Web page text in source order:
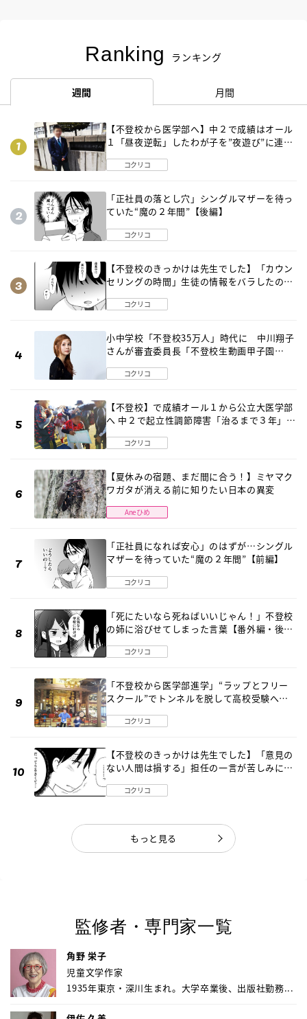
Ranking ランキング
週間 月間
【不登校から医学部へ】中２で成績はオール
１「昼夜逆転」したわが子を”夜遊び”に連れ
コクリコ
「正社員の落とし穴」シングルマザーを待っ
ていた“魔の２年間”【後編】
コクリコ
【不登校のきっかけは先生でした】「カウン
セリングの時間」生徒の情報をバラしたの
コクリコ
小中学校「不登校35万人」時代に 中川翔子
さんが審査委員長「不登校生動画甲子園
コクリコ
【不登校】で成績オール１から公立大医学部
へ 中２で起立性調節障害「治るまで３年」の
コクリコ
【夏休みの宿題、まだ間に合う！】ミヤマク
ワガタが消える前に知りたい日本の異変
Aneひめ
「正社員になれば安心」のはずが…シングル
マザーを待っていた“魔の２年間”【前編】
コクリコ
「死にたいなら死ねばいいじゃん！」不登校
の姉に浴びせてしまった言葉【番外編・後
コクリコ
「不登校から医学部進学」“ラップとフリー
スクール”でトンネルを脱して高校受験へ
コクリコ
【不登校のきっかけは先生でした】「意見の
ない人間は損する」担任の一言が苦しみに…
コクリコ
もっと見る
監修者・専門家一覧
角野 栄子
児童文学作家
1935年東京・深川生まれ。大学卒業後、出版社勤務...